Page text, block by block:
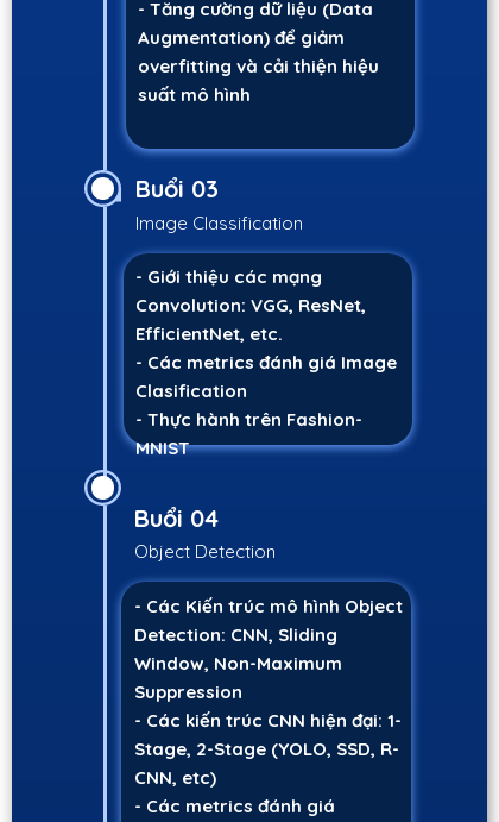
- Tăng cường dữ liệu (Data
Augmentation) để giảm
overfitting và cải thiện hiệu
suất mô hình
Buổi 03
Image Classification
- Giới thiệu các mạng
Convolution: VGG, ResNet,
EfficientNet, etc.
- Các metrics đánh giá Image
Clasification
- Thực hành trên Fashion-
MNIST
Object Detection
- Các Kiến trúc mô hình Object
Detection: CNN, Sliding
Window, Non-Maximum
Suppression
- Các kiến trúc CNN hiện đại: 1-
Stage, 2-Stage (YOLO, SSD, R-
CNN, etc)
- Các metrics đánh giá
Buổi 04